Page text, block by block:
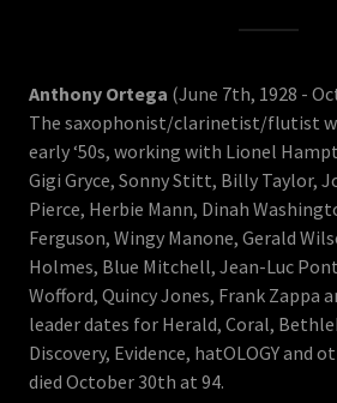
Anthony Ortega (June 7th, 1928 -
The saxophonist/clarinetist/flutist
early ‘50s, working with Lionel
Gigi Gryce, Sonny Stitt, Billy Taylor,
Pierce, Herbie Mann, Dinah
Ferguson, Wingy Manone, Gerald
Holmes, Blue Mitchell, Jean-Luc
Wofford, Quincy Jones, Frank Zappa
leader dates for Herald, Coral,
Discovery, Evidence, hatOLOGY and
died October 30th at 94.